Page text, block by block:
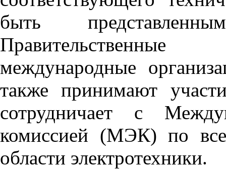
быть
международные
также принимают
сотрудничает с
комиссией (МЭК) по
области электротехники.